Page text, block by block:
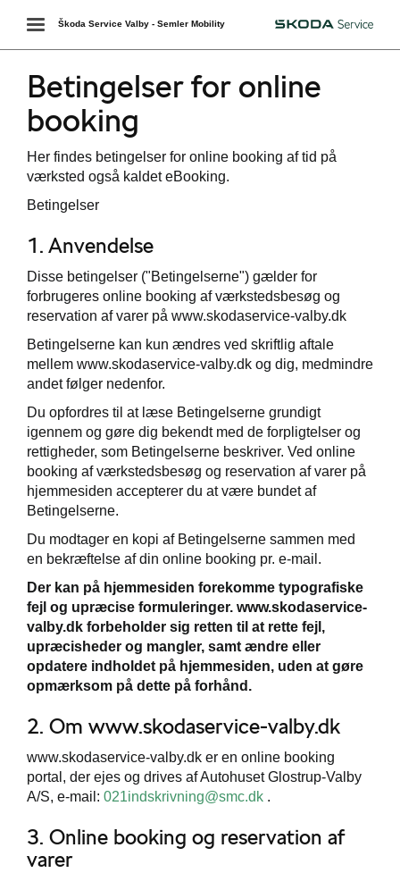
Toggle
navigation
Škoda
Škoda Service Valby - Semler Mobility
Betingelser for online
booking
Her findes betingelser for online booking af tid på
værksted også kaldet eBooking.
Betingelser
1. Anvendelse
Disse betingelser ("Betingelserne") gælder for
forbrugeres online booking af værkstedsbesøg og
reservation af varer på www.skodaservice-valby.dk
Betingelserne kan kun ændres ved skriftlig aftale
mellem www.skodaservice-valby.dk og dig, medmindre
andet følger nedenfor.
Du opfordres til at læse Betingelserne grundigt
igennem og gøre dig bekendt med de forpligtelser og
rettigheder, som Betingelserne beskriver. Ved online
booking af værkstedsbesøg og reservation af varer på
hjemmesiden accepterer du at være bundet af
Betingelserne.
Du modtager en kopi af Betingelserne sammen med
en bekræftelse af din online booking pr. e-mail.
Der kan på hjemmesiden forekomme typografiske
fejl og upræcise formuleringer. www.skodaservice-
valby.dk forbeholder sig retten til at rette fejl,
upræcisheder og mangler, samt ændre eller
opdatere indholdet på hjemmesiden, uden at gøre
opmærksom på dette på forhånd.
2. Om www.skodaservice-valby.dk
www.skodaservice-valby.dk er en online booking
portal, der ejes og drives af Autohuset Glostrup-Valby
A/S, e-mail: 021indskrivning@smc.dk .
3. Online booking og reservation af
varer